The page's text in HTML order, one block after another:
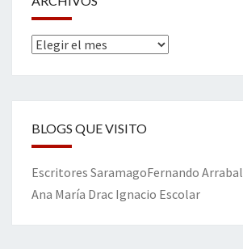
Archivos
BLOGS QUE VISITO
Escritores SaramagoFernando Arrabal
Ana María Drac Ignacio Escolar